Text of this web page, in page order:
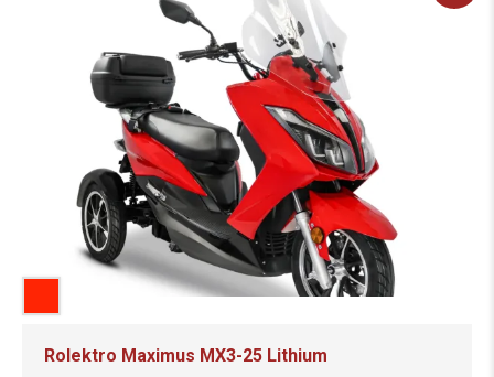
Rolektro Maximus MX3-25 Lithium